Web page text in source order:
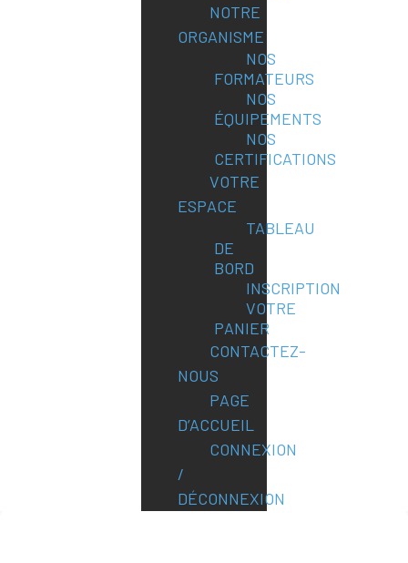
NOTRE
ORGANISME
NOS
FORMATEURS
NOS
ÉQUIPEMENTS
NOS
CERTIFICATIONS
VOTRE
ESPACE
TABLEAU
DE
BORD
INSCRIPTION
VOTRE
PANIER
CONTACTEZ-
NOUS
PAGE
D’ACCUEIL
CONNEXION
/
DÉCONNEXION